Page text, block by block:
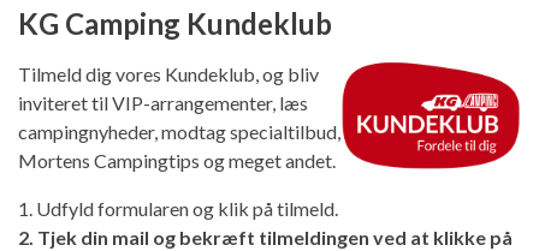
KG Camping Kundeklub
Tilmeld dig vores Kundeklub, og bliv
inviteret til VIP-arrangementer, læs
campingnyheder, modtag specialtilbud,
Mortens Campingtips og meget andet.
1. Udfyld formularen og klik på tilmeld.
2. Tjek din mail og bekræft tilmeldingen ved at klikke på